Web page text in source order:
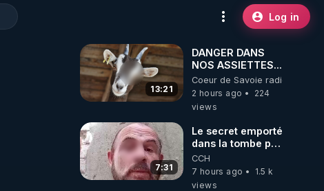
Log in
13:21
DANGER DANS
NOS ASSIETTES...
Coeur de Savoie radioweb TV
2 hours ago
224
views
7:31
Le secret emporté
dans la tombe par
le Commandant
Cousteau le 25
juin 1997
CCH
7 hours ago
1.5 k
views